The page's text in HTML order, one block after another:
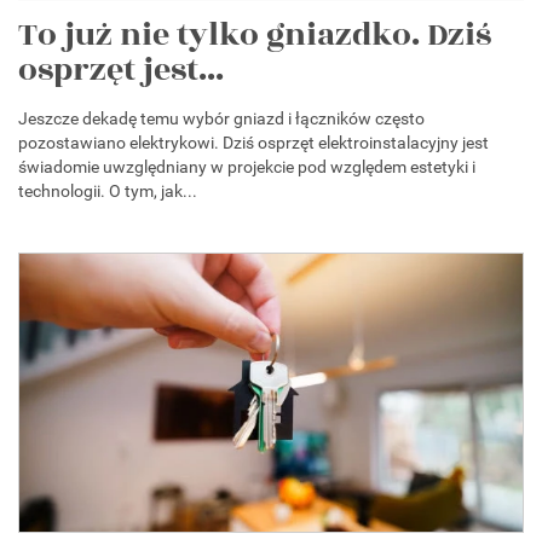
To już nie tylko gniazdko. Dziś
osprzęt jest...
Jeszcze dekadę temu wybór gniazd i łączników często
pozostawiano elektrykowi. Dziś osprzęt elektroinstalacyjny jest
świadomie uwzględniany w projekcie pod względem estetyki i
technologii. O tym, jak...